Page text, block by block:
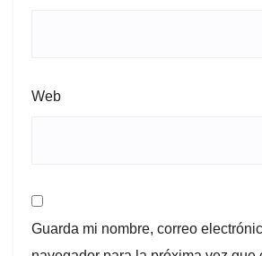
Web
Guarda mi nombre, correo